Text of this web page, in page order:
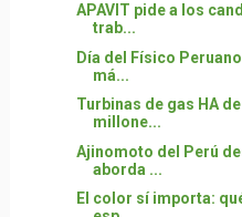
APAVIT pide a los
trab...
Día del Físico
má...
Turbinas de gas HA
millone...
Ajinomoto del Perú
aborda ...
El color sí importa: